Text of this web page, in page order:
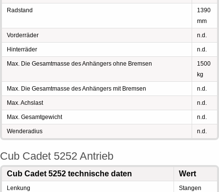
Radstand
1390
mm
Vorderräder n.d.
Hinterräder n.d.
Max. Die Gesamtmasse des Anhängers ohne Bremsen
1500
kg
Max. Die Gesamtmasse des Anhängers mit Bremsen n.d.
Max. Achslast n.d.
Max. Gesamtgewicht n.d.
Wenderadius n.d.
Cub Cadet 5252 Antrieb
Cub Cadet 5252 technische daten Wert
Lenkung Stangen